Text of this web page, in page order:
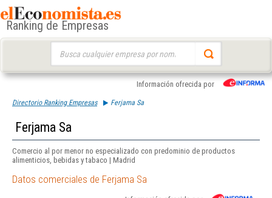
Ranking de Empresas
Información ofrecida por
Directorio Ranking Empresas Ferjama Sa
Ferjama Sa
Comercio al por menor no especializado con predominio de productos
alimenticios, bebidas y tabaco | Madrid
Datos comerciales de Ferjama Sa